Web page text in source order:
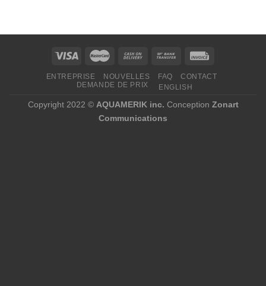
175,04 $
ENTREPRISE NOUVELLES FAQ
CONTACT
DEMANDE DE PRIX
ENGLISH
Copyright 2022 © AQUAMERIK inc. Conception Zonart
Communications